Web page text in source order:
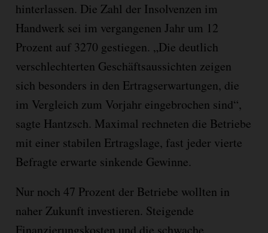
hinterlassen. Die Zahl der Insolvenzen im
Handwerk sei im vergangenen Jahr um 12
Prozent auf 3270 gestiegen. „Die deutlich
verschlechterten Geschäftsaussichten zeigen
sich besonders in den Ertragserwartungen, die
im Vergleich zum Vorjahr eingebrochen sind“,
sagte Hantzsch. Maximal rechneten die Betriebe
mit einer stabilen Ertragslage, fast jeder vierte
Befragte erwarte sinkende Gewinne.
Nur noch 47 Prozent der Betriebe wollten in
naher Zukunft investieren. Steigende